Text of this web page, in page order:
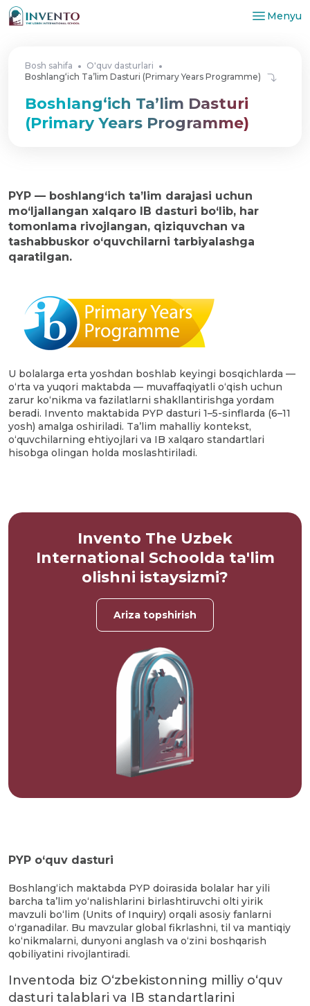
Menyu
Bosh sahifa
O'quv dasturlari
Boshlang‘ich Ta’lim Dasturi (Primary Years Programme)
Boshlang‘ich Ta’lim Dasturi
(Primary Years Programme)
PYP — boshlang‘ich ta’lim darajasi uchun
mo‘ljallangan xalqaro IB dasturi bo‘lib, har
tomonlama rivojlangan, qiziquvchan va
tashabbuskor o‘quvchilarni tarbiyalashga
qaratilgan.
U bolalarga erta yoshdan boshlab keyingi bosqichlarda —
o‘rta va yuqori maktabda — muvaffaqiyatli o‘qish uchun
zarur ko‘nikma va fazilatlarni shakllantirishga yordam
beradi. Invento maktabida PYP dasturi 1–5-sinflarda (6–11
yosh) amalga oshiriladi. Ta’lim mahalliy kontekst,
o‘quvchilarning ehtiyojlari va IB xalqaro standartlari
hisobga olingan holda moslashtiriladi.
Invento The Uzbek
International Schoolda ta'lim
olishni istaysizmi?
Ariza topshirish
PYP o‘quv dasturi
Boshlang‘ich maktabda PYP doirasida bolalar har yili
barcha ta’lim yo‘nalishlarini birlashtiruvchi olti yirik
mavzuli bo‘lim (Units of Inquiry) orqali asosiy fanlarni
o‘rganadilar. Bu mavzular global fikrlashni, til va mantiqiy
ko‘nikmalarni, dunyoni anglash va o‘zini boshqarish
qobiliyatini rivojlantiradi.
Inventoda biz O‘zbekistonning milliy o‘quv
dasturi talablari va IB standartlarini